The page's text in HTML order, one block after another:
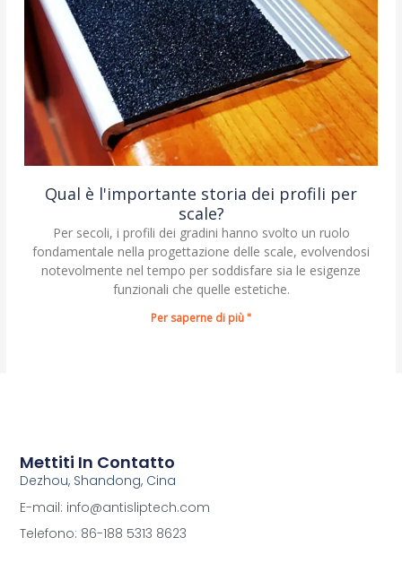
Qual è l'importante storia dei profili per
scale?
Per secoli, i profili dei gradini hanno svolto un ruolo
fondamentale nella progettazione delle scale, evolvendosi
notevolmente nel tempo per soddisfare sia le esigenze
funzionali che quelle estetiche.
Per saperne di più "
Mettiti In Contatto
Dezhou, Shandong, Cina
E-mail: info@antisliptech.com
Telefono: 86-188 5313 8623